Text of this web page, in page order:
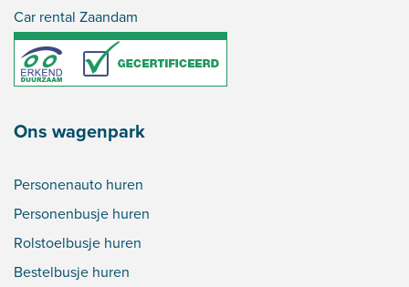
Car rental Zaandam
Ons wagenpark
Personenauto huren
Personenbusje huren
Rolstoelbusje huren
Bestelbusje huren